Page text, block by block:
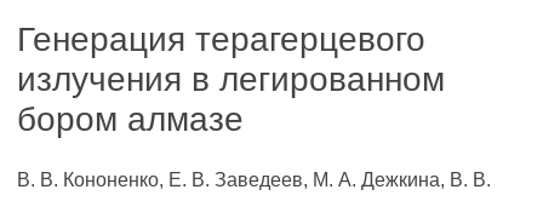
Генерация терагерцевого
излучения в легированном
бором алмазе
В. В. Кононенко, Е. В. Заведеев, М. A. Дежкина, В. В.